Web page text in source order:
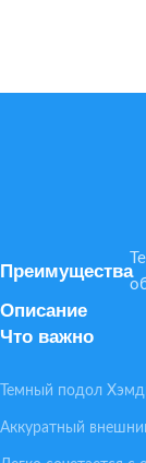
Преимущества
Описание
Что важно
Темный подол
Аккуратный